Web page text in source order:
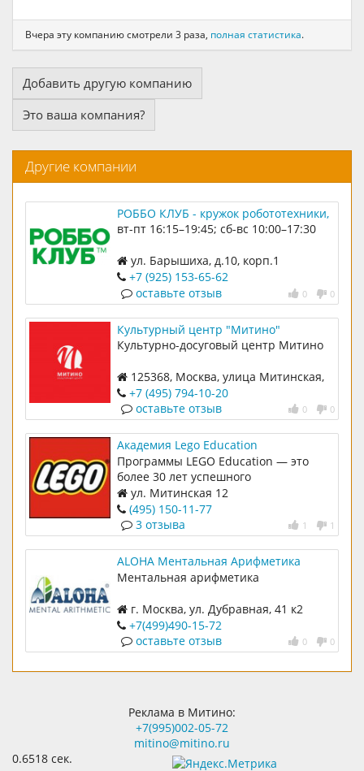
Вчера эту компанию смотрели 3 раза, полная статистика.
Добавить другую компанию
Это ваша компания?
Другие компании
РОББО КЛУБ - кружок робототехники,
программирования и 3D-печати для
вт-пт 16:15–19:45; сб-вс 10:00–17:30
ул. Барышиха, д.10, корп.1
+7 (925) 153-65-62
0 0
оставьте отзыв
Культурный центр "Митино"
Культурно-досуговый центр Митино
125368, Москва, улица Митинская,
дом 31, корпус 1.
+7 (495) 794-10-20
0 0
оставьте отзыв
Академия Lego Education
Программы LEGO Education — это
более 30 лет успешного
международного опыта в
комплексном детском развитии,
логики, коммуникабельности и
способности образно мыслить.
ул. Митинская 12
(495) 150-11-77
1 1
3 отзыва
ALOHA Ментальная Арифметика
Ментальная арифметика
г. Москва, ул. Дубравная, 41 к2
+7(499)490-15-72
0 0
оставьте отзыв
Реклама в Митино:
+7(995)002-05-72
mitino@mitino.ru
0.6518 сек.